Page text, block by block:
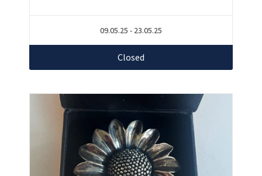
09.05.25 - 23.05.25
Closed